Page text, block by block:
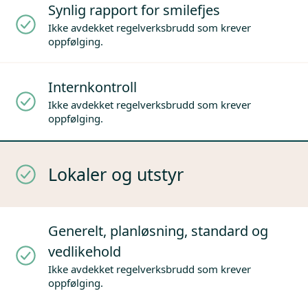
Synlig rapport for smilefjes
Ikke avdekket regelverksbrudd som krever
oppfølging.
Internkontroll
Ikke avdekket regelverksbrudd som krever
oppfølging.
Lokaler og utstyr
Generelt, planløsning, standard og
vedlikehold
Ikke avdekket regelverksbrudd som krever
oppfølging.